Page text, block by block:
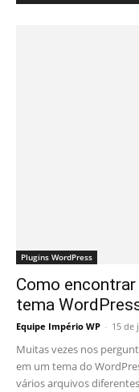
Plugins WordPress
Como
tema
Equipe Império WP - 15 de
Muitas vezes nos
em um tema do
vários arquivos